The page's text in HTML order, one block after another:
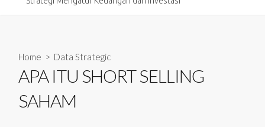
Home > Data Strategic
APA ITU SHORT SELLING
SAHAM